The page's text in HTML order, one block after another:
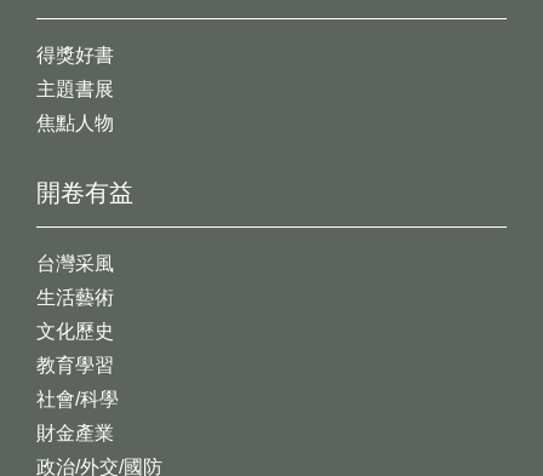
開卷有益
台灣采風
生活藝術
文化歷史
教育學習
社會/科學
財金產業
政治/外交/國防
得獎好書
主題書展
焦點人物